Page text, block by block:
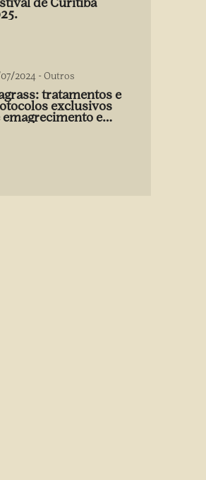
2024 -Outros
tratamentos e
exclusivos
sem uso de